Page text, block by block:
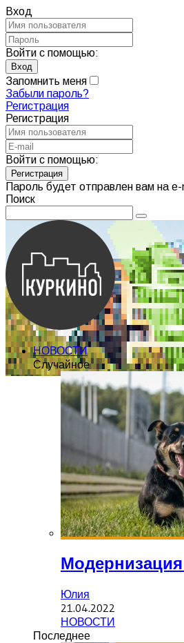
Вход
Войти с помощью:
Запомнить меня
Забыли пароль?
Регистрация
Регистрация
Войти с помощью:
Пароль будет отправлен вам на e-
Поиск
НОВОСТИ
Случайное
Юлия
21.04.2022
НОВОСТИ
Последнее